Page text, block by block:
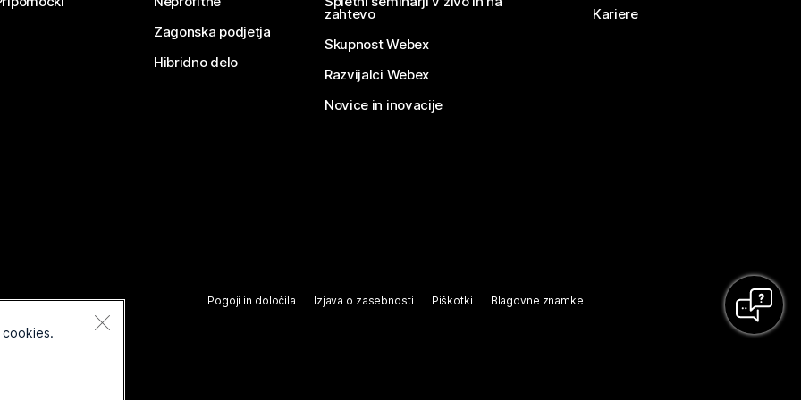
Zagonska podjetja
Hibridno delo
zahtevo
Skupnost Webex
Razvijalci Webex
Novice in inovacije
Kariere
Pogoji in določila Izjava o zasebnosti Piškotki Blagovne znamke